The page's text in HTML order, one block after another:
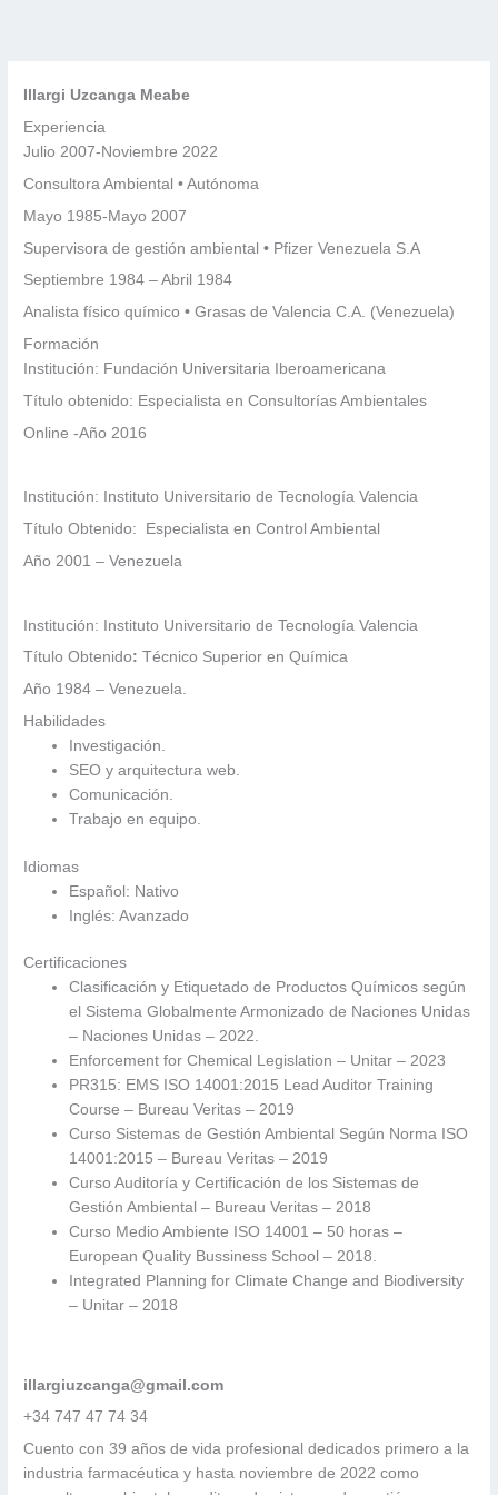
Illargi Uzcanga Meabe
Experiencia
Julio 2007-Noviembre 2022
Consultora Ambiental • Autónoma
Mayo 1985-Mayo 2007
Supervisora de gestión ambiental • Pfizer Venezuela S.A
Septiembre 1984 – Abril 1984
Analista físico químico•Grasas de Valencia C.A. (Venezuela)
Formación
Institución: Fundación Universitaria Iberoamericana
Título obtenido: Especialista en Consultorías Ambientales
Online -Año 2016
Institución: Instituto Universitario de Tecnología Valencia
Título Obtenido: Especialista en Control Ambiental
Año 2001 – Venezuela
Institución: Instituto Universitario de Tecnología Valencia
Título Obtenido: Técnico Superior en Química
Año 1984 – Venezuela.
Habilidades
Investigación.
SEO y arquitectura web.
Comunicación.
Trabajo en equipo.
Idiomas
Español: Nativo
Inglés: Avanzado
Certificaciones
Clasificación y Etiquetado de Productos Químicos según
el Sistema Globalmente Armonizado de Naciones Unidas
– Naciones Unidas – 2022.
Enforcement for Chemical Legislation – Unitar – 2023
PR315: EMS ISO 14001:2015 Lead Auditor Training
Course – Bureau Veritas – 2019
Curso Sistemas de Gestión Ambiental Según Norma ISO
14001:2015 – Bureau Veritas – 2019
Curso Auditoría y Certificación de los Sistemas de
Gestión Ambiental – Bureau Veritas – 2018
Curso Medio Ambiente ISO 14001 – 50 horas –
European Quality Bussiness School – 2018.
Integrated Planning for Climate Change and Biodiversity
– Unitar – 2018
illargiuzcanga@gmail.com
+34 747 47 74 34
Cuento con 39 años de vida profesional dedicados primero a la
industria farmacéutica y hasta noviembre de 2022 como